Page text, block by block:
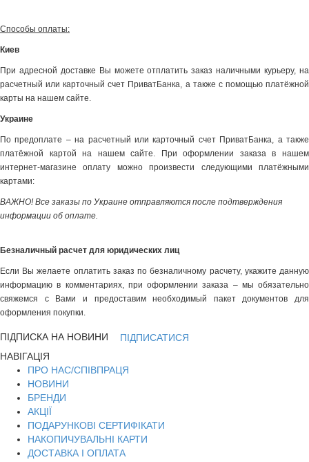
Способы оплаты:
Киев
При адресной доставке Вы можете отплатить заказ наличными курьеру, на
расчетный или карточный счет ПриватБанка, а также с помощью платёжной
карты на нашем сайте.
Украине
По предоплате – на расчетный или карточный счет ПриватБанка, а также
платёжной картой на нашем сайте. При оформлении заказа в нашем
интернет-магазине оплату можно произвести следующими платёжными
картами:
ВАЖНО! Все заказы по Украине отправляются после подтверждения
информации об оплате.
Безналичный расчет для юридических лиц
Если Вы желаете оплатить заказ по безналичному расчету, укажите данную
информацию в комментариях, при оформлении заказа – мы обязательно
свяжемся с Вами и предоставим необходимый пакет документов для
оформления покупки.
ПІДПИСКА НА НОВИНИ
ПІДПИСАТИСЯ
НАВІГАЦІЯ
ПРО НАС/СПІВПРАЦЯ
НОВИНИ
БРЕНДИ
АКЦІЇ
ПОДАРУНКОВІ СЕРТИФІКАТИ
НАКОПИЧУВАЛЬНІ КАРТИ
ДОСТАВКА І ОПЛАТА